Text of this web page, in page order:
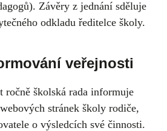
Závěry z jednání sděluje
odkladu ředitelce školy.
veřejnosti
ročně školská rada informuje
stránek školy rodiče,
o výsledcích své činnosti.